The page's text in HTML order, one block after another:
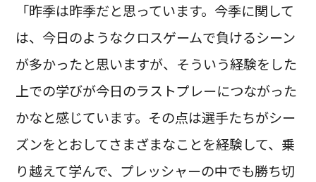
「昨季は昨季だと思っています。今季に関して
は、今日のようなクロスゲームで負けるシーン
が多かったと思いますが、そういう経験をした
上での学びが今日のラストプレーにつながった
かなと感じています。その点は選手たちがシー
ズンをとおしてさまざまなことを経験して、乗
り越えて学んで、プレッシャーの中でも勝ち切